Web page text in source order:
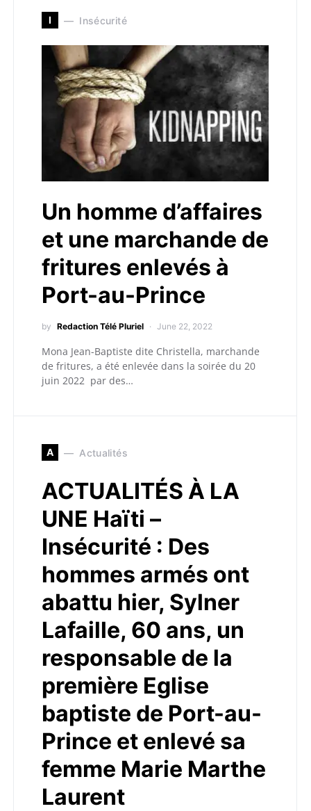
I Insécurité
Un homme d’affaires
et une marchande de
fritures enlevés à
Port-au-Prince
by Redaction Télé Pluriel June 22, 2022
Mona Jean-Baptiste dite Christella, marchande
de fritures, a été enlevée dans la soirée du 20
juin 2022 par des…
A Actualités
ACTUALITÉS À LA
UNE Haïti –
Insécurité : Des
hommes armés ont
abattu hier, Sylner
Lafaille, 60 ans, un
responsable de la
première Eglise
baptiste de Port-au-
Prince et enlevé sa
femme Marie Marthe
Laurent